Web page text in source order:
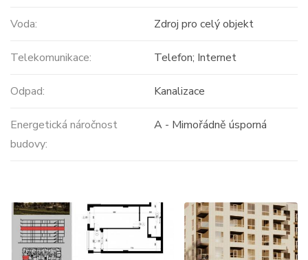
Voda: Zdroj pro celý objekt
Telekomunikace: Telefon; Internet
Odpad: Kanalizace
Energetická náročnost
budovy:
A - Mimořádně úsporná